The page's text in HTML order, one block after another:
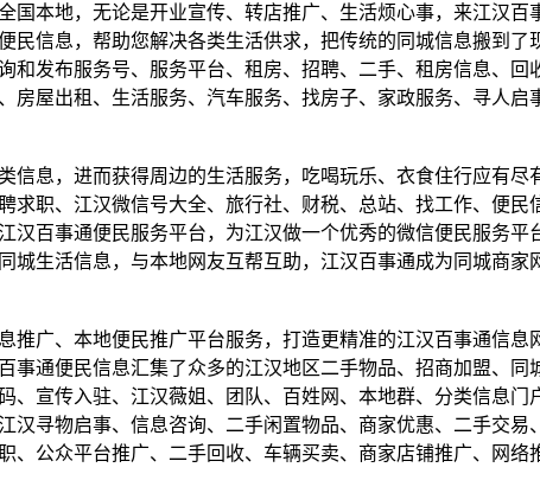
本地，无论是开业宣传、转店推广、生活烦心事，来江汉
信息，帮助您解决各类生活供求，把传统的同城信息搬到了
发布服务号、服务平台、租房、招聘、二手、租房信息、回
屋出租、生活服务、汽车服务、找房子、家政服务、寻人启
息，进而获得周边的生活服务，吃喝玩乐、衣食住行应有
职、江汉微信号大全、旅行社、财税、总站、找工作、便
百事通便民服务平台，为江汉做一个优秀的微信便民服务平
生活信息，与本地网友互帮互助，江汉百事通成为同城商家
广、本地便民推广平台服务，打造更精准的江汉百事通信
通便民信息汇集了众多的江汉地区二手物品、招商加盟、同
宣传入驻、江汉薇姐、团队、百姓网、本地群、分类信息门
寻物启事、信息咨询、二手闲置物品、商家优惠、二手交易
公众平台推广、二手回收、车辆买卖、商家店铺推广、网